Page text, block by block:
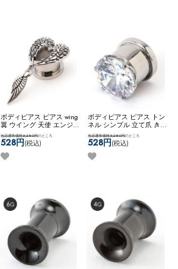
ボディピアス ピアス wing
翼 ウイング 天使 エンジ
ェル ハート 可愛い カス
タム コーディネート ステ
ンレス ネコポスOK
12mm ] エンジェルWing
当店通常価格5,280円のところ
528円(税込)
ボディピアス ピアス トン
ネル シンプル 立て爪 き
らきら キラキラ 華やか
おしゃれ 素敵 ネコポス
OK[ 14mm ] 立爪ジュエル
フレッシュトンネル
当店通常価格5,280円のところ
528円(税込)